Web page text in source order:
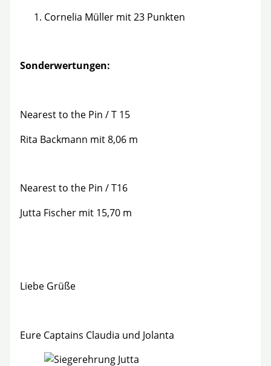
Cornelia Müller mit 23 Punkten
Sonderwertungen:
Nearest to the Pin / T 15
Rita Backmann mit 8,06 m
Nearest to the Pin / T16
Jutta Fischer mit 15,70 m
Liebe Grüße
Eure Captains Claudia und Jolanta